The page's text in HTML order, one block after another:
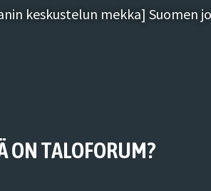
keskustelun mekka] Suomen
ON TALOFORUM?